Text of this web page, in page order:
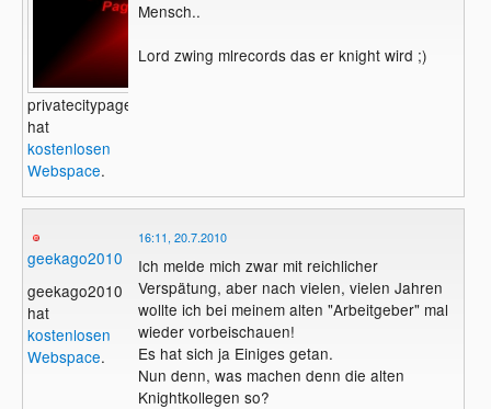
privatecitypage
hat
kostenlosen
Webspace.
Mensch..
Lord zwing mlrecords das er knight wird ;)
geekago2010
geekago2010
hat
kostenlosen
Webspace.
16:11, 20.7.2010
Ich melde mich zwar mit reichlicher
Verspätung, aber nach vielen, vielen Jahren
wollte ich bei meinem alten "Arbeitgeber" mal
wieder vorbeischauen!
Es hat sich ja Einiges getan.
Nun denn, was machen denn die alten
Knightkollegen so?